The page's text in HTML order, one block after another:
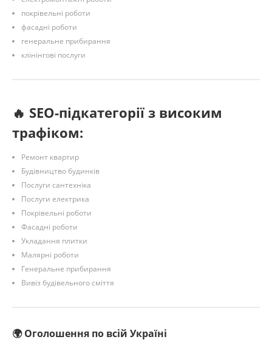
покрівельні роботи
фасадні роботи
генеральне прибирання
клінінгові послуги
🔥 SEO-підкатегорії з високим
трафіком:
Ремонт квартир
Будівництво будинків
Послуги сантехніка
Послуги електрика
Покрівельні роботи
Фасадні роботи
Укладання плитки
Малярні роботи
Генеральне прибирання
Вивіз будівельного сміття
🌍 Оголошення по всій Україні